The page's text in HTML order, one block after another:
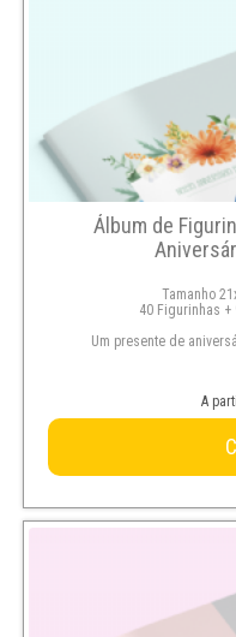
Álbum de
Tamanho
40 Figurinhas +
Um presente de
A